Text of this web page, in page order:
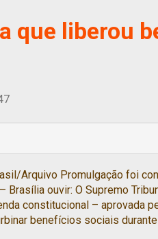
que liberou
Arquivo Promulgação foi
Brasília ouvir: O Supremo
constitucional – aprovada
benefícios sociais